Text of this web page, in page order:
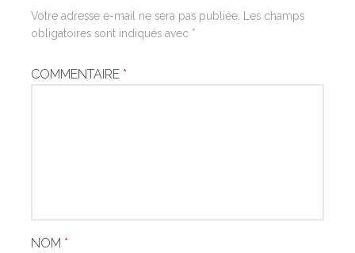
Votre adresse e-mail ne sera pas publiée.
Les champs
obligatoires sont indiqués avec *
COMMENTAIRE *
NOM *